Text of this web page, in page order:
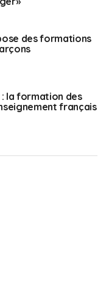
des formations
la formation des
français